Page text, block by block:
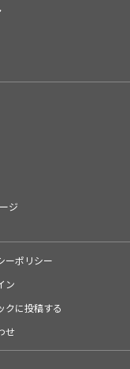
ジ
ーポリシー
ン
クに投稿する
せ